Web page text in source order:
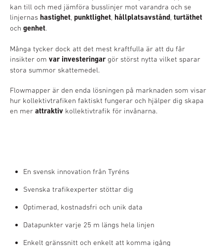
kan till och med jämföra busslinjer mot varandra och se
linjernas hastighet punktlighet hållplatsavstånd turtäthet
och genhet.
Många tycker dock att det mest kraftfulla är att du får
insikter om var investeringargör störst nytta vilket sparar
stora summor skattemedel.
Flowmapper är den enda lösningen på marknaden som visar
hur kollektivtrafiken faktiskt fungerar och hjälper dig skapa
en mer attraktiv kollektivtrafik för invånarna.
En svensk innovation från Tyréns
Svenska trafikexperter stöttar dig
Optimerad, kostnadsfri och unik data
Datapunkter varje 25 m längs hela linjen
Enkelt gränssnitt och enkelt att komma igång